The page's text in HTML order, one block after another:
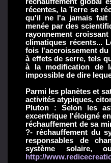
récentes, la Terre se
qu'il ne l'a jamais fait
menée par des
rayonnement
climatiques récents...
fois l'accroissement du
à effets de serre, tels
à la modification de
impossible de dire
Parmi les planètes et
activités atypiques,
Pluton : Selon les
excentrique l'éloigné
réchauffement de sa
?- réchauffement du
responsables de
système
http://